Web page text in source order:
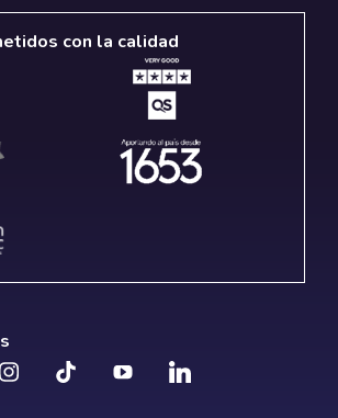
con la calidad